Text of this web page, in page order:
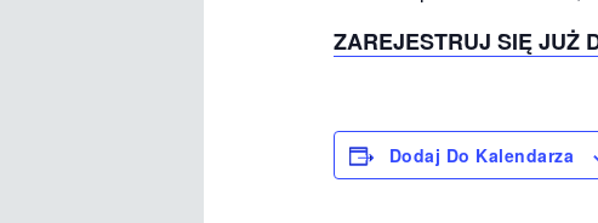
ZAREJESTRUJ SIĘ JUŻ
Dodaj Do Kalendarza